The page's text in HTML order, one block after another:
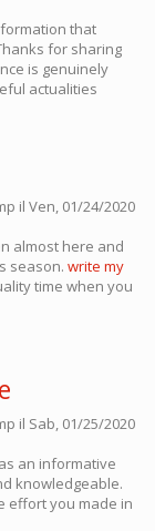
that
for sharing
is genuinely
actualities
il Ven, 01/24/2020
almost here and
season. write my
time when you
il Sab, 01/25/2020
an informative
knowledgeable.
effort you made in